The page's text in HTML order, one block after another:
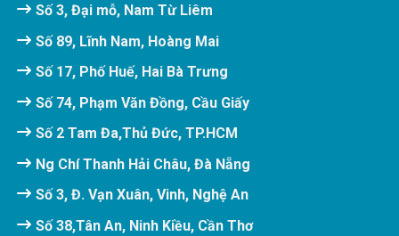
Số 3, Đại mỗ, Nam Từ Liêm
Số 89, Lĩnh Nam, Hoàng Mai
Số 17, Phố Huế, Hai Bà Trưng
Số 74, Phạm Văn Đồng, Cầu Giấy
Số 2 Tam Đa,Thủ Đức, TP.HCM
Ng Chí Thanh Hải Châu, Đà Nẵng
Số 3, Đ. Vạn Xuân, Vinh, Nghệ An
Số 38,Tân An, Ninh Kiều, Cần Thơ